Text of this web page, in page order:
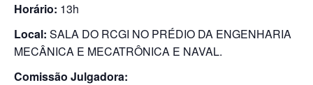
Horário: 13h
Local: SALA DO RCGI NO PRÉDIO DA ENGENHARIA
MECÂNICA E MECATRÔNICA E NAVAL.
Comissão Julgadora: